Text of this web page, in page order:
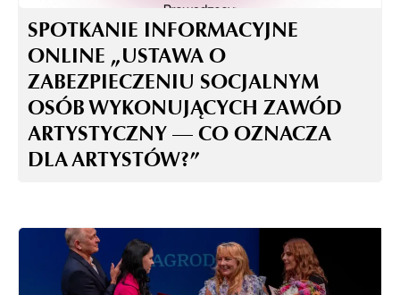
SPOTKANIE INFORMACYJNE
ONLINE „USTAWA O
ZABEZPIECZENIU SOCJALNYM
OSÓB WYKONUJĄCYCH ZAWÓD
ARTYSTYCZNY — CO OZNACZA
DLA ARTYSTÓW?”